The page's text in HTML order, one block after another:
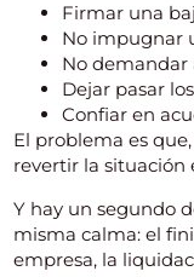
Firmar una
No impugnar
No demandar
Dejar pasar
Confiar en
El problema es
revertir la
Y hay un segundo
misma calma: el
empresa, la